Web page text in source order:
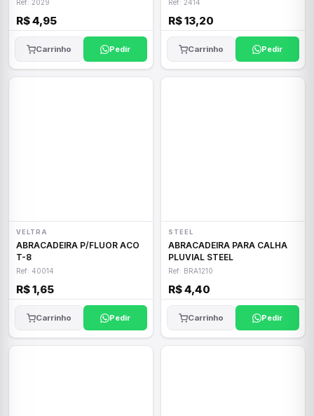
Ref: 2029
R$ 4,95
Carrinho Pedir
Ref: 2414
R$ 13,20
Carrinho Pedir
VELTRA
ABRACADEIRA P/FLUOR ACO
T-8
Ref: 40014
R$ 1,65
Carrinho Pedir
STEEL
ABRACADEIRA PARA CALHA
PLUVIAL STEEL
Ref: BRA1210
R$ 4,40
Carrinho Pedir